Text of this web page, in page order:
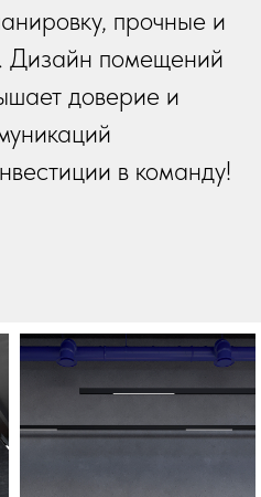
прочные и
Дизайн помещений
доверие и
в команду!